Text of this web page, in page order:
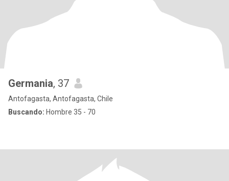
Germania, 37
Antofagasta, Antofagasta, Chile
Buscando: Hombre 35 - 70